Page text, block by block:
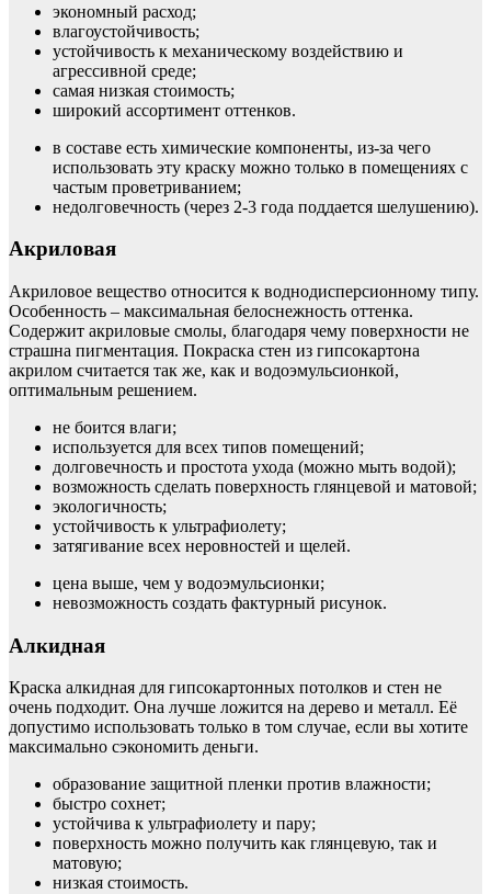
экономный расход;
влагоустойчивость;
устойчивость к механическому воздействию и
агрессивной среде;
самая низкая стоимость;
широкий ассортимент оттенков.
в составе есть химические компоненты, из-за чего
использовать эту краску можно только в помещениях с
частым проветриванием;
недолговечность (через 2-3 года поддается шелушению).
Акриловая
Акриловое вещество относится к воднодисперсионному типу.
Особенность – максимальная белоснежность оттенка.
Содержит акриловые смолы, благодаря чему поверхности не
страшна пигментация. Покраска стен из гипсокартона
акрилом считается так же, как и водоэмульсионкой,
оптимальным решением.
не боится влаги;
используется для всех типов помещений;
долговечность и простота ухода (можно мыть водой);
возможность сделать поверхность глянцевой и матовой;
экологичность;
устойчивость к ультрафиолету;
затягивание всех неровностей и щелей.
цена выше, чем у водоэмульсионки;
невозможность создать фактурный рисунок.
Алкидная
Краска алкидная для гипсокартонных потолков и стен не
очень подходит. Она лучше ложится на дерево и металл. Её
допустимо использовать только в том случае, если вы хотите
максимально сэкономить деньги.
образование защитной пленки против влажности;
быстро сохнет;
устойчива к ультрафиолету и пару;
поверхность можно получить как глянцевую, так и
матовую;
низкая стоимость.